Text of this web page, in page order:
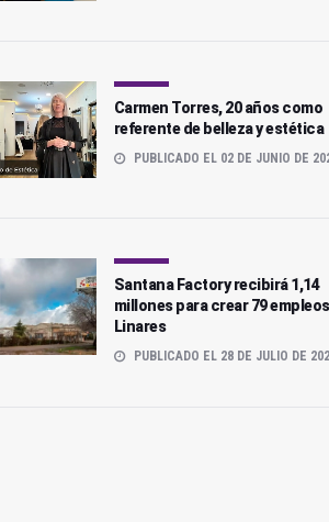
Carmen Torres, 20 años como
referente de belleza y estética
PUBLICADO EL 02 DE JUNIO DE
Santana Factory recibirá 1,14
millones para crear 79
Linares
PUBLICADO EL 28 DE JULIO DE